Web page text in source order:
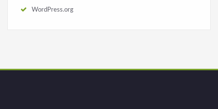
WordPress.org